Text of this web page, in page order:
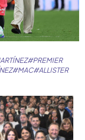
#PREMIER
#MAC#ALLISTER